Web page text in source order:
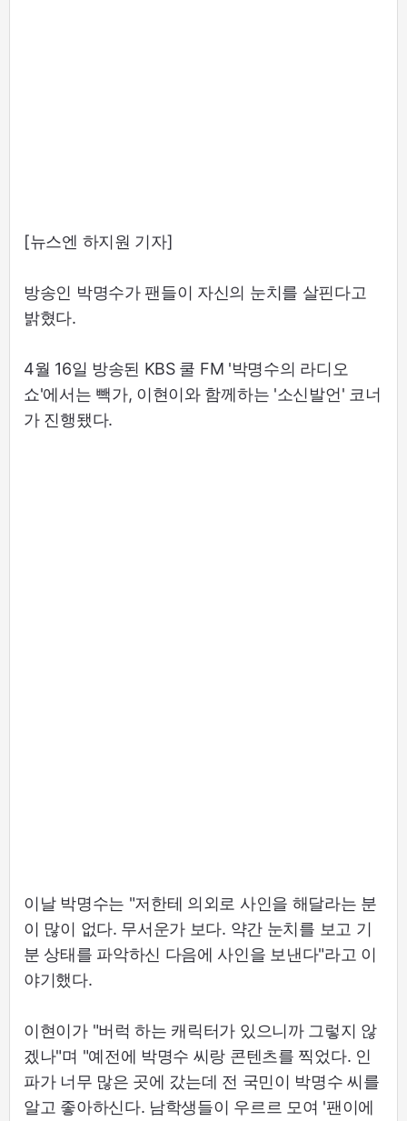
[뉴스엔 하지원 기자]
방송인 박명수가 팬들이 자신의 눈치를 살핀다고
밝혔다.
4월 16일 방송된 KBS 쿨 FM '박명수의 라디오
쇼'에서는 빽가, 이현이와 함께하는 '소신발언' 코너
가 진행됐다.
이날 박명수는 "저한테 의외로 사인을 해달라는 분
이 많이 없다. 무서운가 보다. 약간 눈치를 보고 기
분 상태를 파악하신 다음에 사인을 보낸다"라고 이
야기했다.
이현이가 "버럭 하는 캐릭터가 있으니까 그렇지 않
겠나"며 "예전에 박명수 씨랑 콘텐츠를 찍었다. 인
파가 너무 많은 곳에 갔는데 전 국민이 박명수 씨를
알고 좋아하신다. 남학생들이 우르르 모여 '팬이에